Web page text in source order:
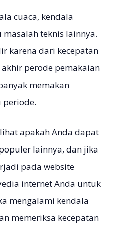
cuaca, kendala
teknis lainnya.
karena dari kecepatan
perode pemakaian
memakan
periode.
apakah Anda dapat
lainnya, dan jika
pada website
internet Anda untuk
mengalami kendala
memeriksa kecepatan